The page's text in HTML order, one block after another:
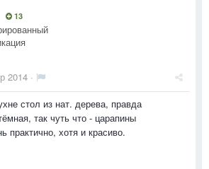
13
2014 ·
стол из нат. дерева, правда
так чуть что - царапины
практично, хотя и красиво.